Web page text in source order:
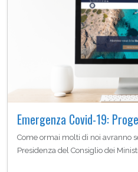
Emergenza Covid-19:
Come ormai molti di noi avranno
Presidenza del Consiglio dei